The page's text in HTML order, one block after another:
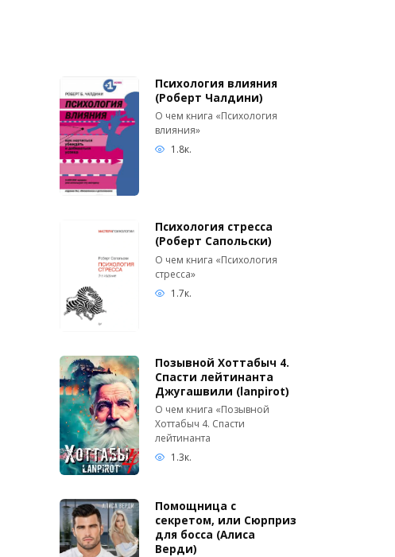
Психология влияния
(Роберт Чалдини)
О чем книга «Психология
влияния»
1.8к.
Психология стресса
(Роберт Сапольски)
О чем книга «Психология
стресса»
1.7к.
Позывной Хоттабыч 4.
Спасти лейтинанта
Джугашвили (lanpirot)
О чем книга «Позывной
Хоттабыч 4. Спасти
лейтинанта
1.3к.
Помощница с
секретом, или Сюрприз
для босса (Алиса
Верди)